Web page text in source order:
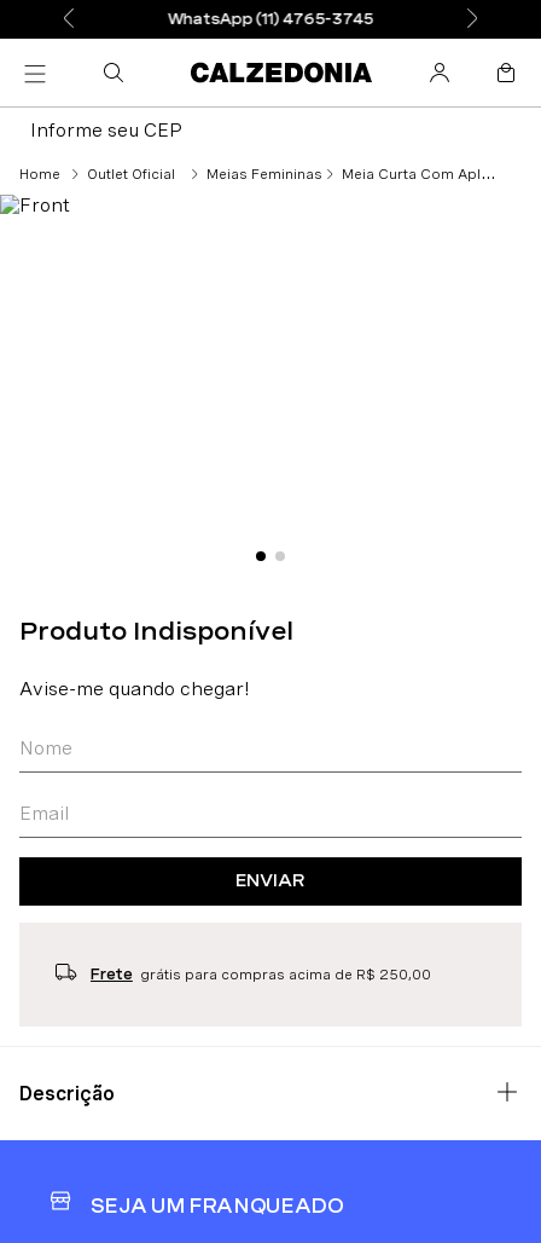
WhatsApp (11) 4765-3745
Informe seu CEP
Outlet Oficial Meias Femininas Meia Curta Com Aplicação - Preto
ENVIAR
Frete grátis para compras acima de R$ 250,00
Descrição
SEJA UM FRANQUEADO